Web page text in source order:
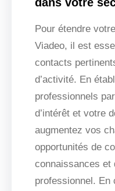
Pour étendre
Viadeo, il est
contacts
d’activité. En
professionnels
d’intérêt et votre
augmentez vos
opportunités de
connaissances et
professionnel. En